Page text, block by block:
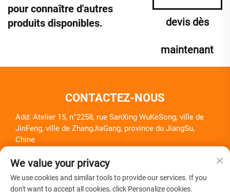
pour connaître d'autres
produits disponibles.
devis dès
maintenant
CONTACTEZ-NOUS
Add: Atelier 15, n°2258, rue SanXing WuKeSong, ville de
JinFeng, ville de ZhangJiaGang, province du JiangSu,
Chine
[email protected]
We value your privacy
We use cookies and similar tools to provide our services. If you
don't want to accept all cookies, click Personalize cookies.